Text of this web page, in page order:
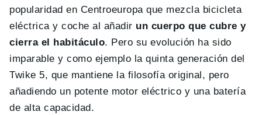
popularidad en Centroeuropa que mezcla bicicleta
eléctrica y coche al añadir un cuerpo que cubre y
cierra el habitáculo. Pero su evolución ha sido
imparable y como ejemplo la quinta generación del
Twike 5, que mantiene la filosofía original, pero
añadiendo un potente motor eléctrico y una batería
de alta capacidad.